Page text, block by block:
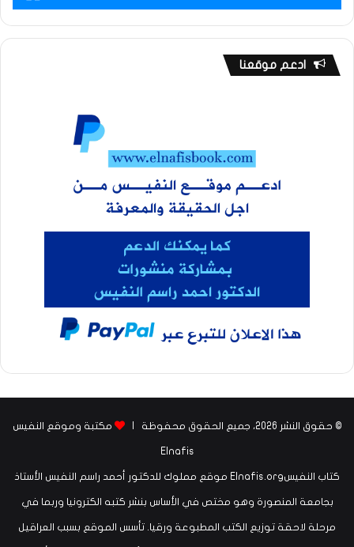
ادعم موقعنا
© حقوق النشر 2026، جميع الحقوق محفوظة | مكتبة وموقع النفيس
Elnafis
كتاب النفيسElnafis.org موقع مملوك للدكتور أحمد راسم النفيس الأستاذ
بجامعة المنصورة وهو مختص في الأساس بنشر كتبه الكترونيا وربما في
مرحلة لاحقة توزيع الكتب المطبوعة ورقيا. تأسس الموقع بسبب العراقيل